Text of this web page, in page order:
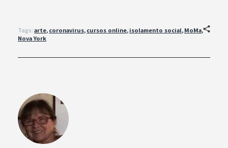
Tags:arte,coronavirus,cursos online,isolamento social,MoMa,
Nova York